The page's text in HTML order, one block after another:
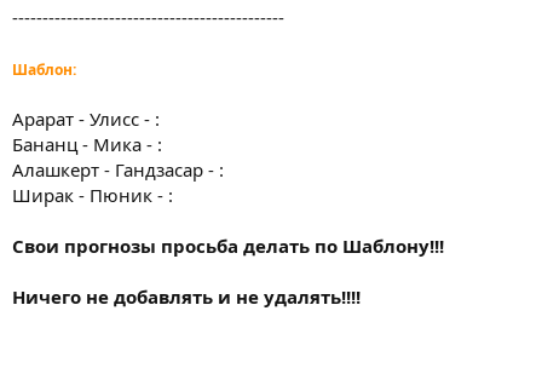
---------------------------------------------
Шаблон:
Арарат - Улисс - :
Бананц - Мика - :
Алашкерт - Гандзасар - :
Ширак - Пюник - :
Свои прогнозы просьба делать по Шаблону!!!
Ничего не добавлять и не удалять!!!!